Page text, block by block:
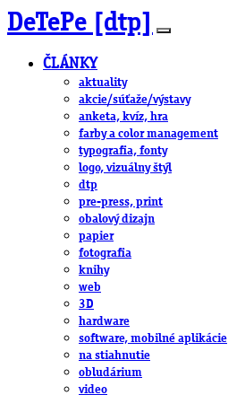
DeTePe [dtp]
ČLÁNKY
aktuality
akcie/súťaže/výstavy
anketa, kvíz, hra
farby a color management
typografia, fonty
logo, vizuálny štýl
dtp
pre-press, print
obalový dizajn
papier
fotografia
knihy
web
3D
hardware
software, mobilné aplikácie
na stiahnutie
obludárium
video